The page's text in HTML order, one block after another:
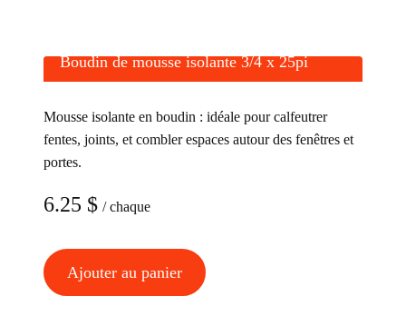
Boudin de mousse isolante 3/4 x 25pi
Mousse isolante en boudin : idéale pour calfeutrer
fentes, joints, et combler espaces autour des fenêtres et
portes.
6.25 $ / chaque
Ajouter au panier